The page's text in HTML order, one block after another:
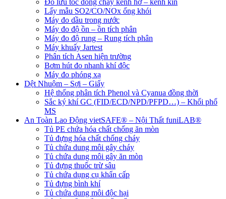
Lấy mẫu SO2/CO/NOx ống khói
Máy đo dầu trong nước
Máy đo độ ồn – ồn tích phân
Máy đo độ rung – Rung tích phân
Máy khuấy Jartest
Phân tích Asen hiện trường
Bơm hút đo nhanh khí độc
Máy đo phóng xạ
Dệt Nhuộm – Sợi – Giấy
Hệ thống phân tích Phenol và Cyanua đồng thời
Sắc ký khí GC (FID/ECD/NPD/PFPD…) – Khối phổ
MS
An Toàn Lao Động vietSAFE® – Nội Thất funiLAB®
Tủ PE chứa hóa chất chống ăn mòn
Tủ đựng hóa chất chống cháy
Tủ chứa dung môi gây cháy
Tủ chứa dung môi gây ăn mòn
Tủ đựng thuốc trừ sâu
Tủ chứa dụng cụ khẩn cấp
Tủ đựng bình khí
Tủ chứa dung môi độc hại